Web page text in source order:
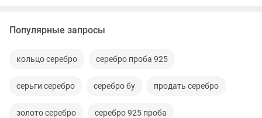
Популярные запросы
кольцо серебро серебро проба 925
серьги серебро серебро бу продать серебро
золото серебро серебро 925 проба